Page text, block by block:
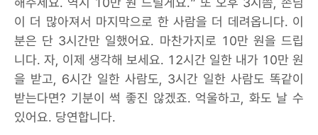
이 더 많아져서 마지막으로 한 사람을 더 데려옵니다. 이
분은 단 3시간만 일했어요. 마찬가지로 10만 원을 드립
니다. 자, 이제 생각해 보세요. 12시간 일한 내가 10만 원
을 받고, 6시간 일한 사람도, 3시간 일한 사람도 똑같이
받는다면? 기분이 썩 좋진 않겠죠. 억울하고, 화도 날 수
있어요. 당연합니다.